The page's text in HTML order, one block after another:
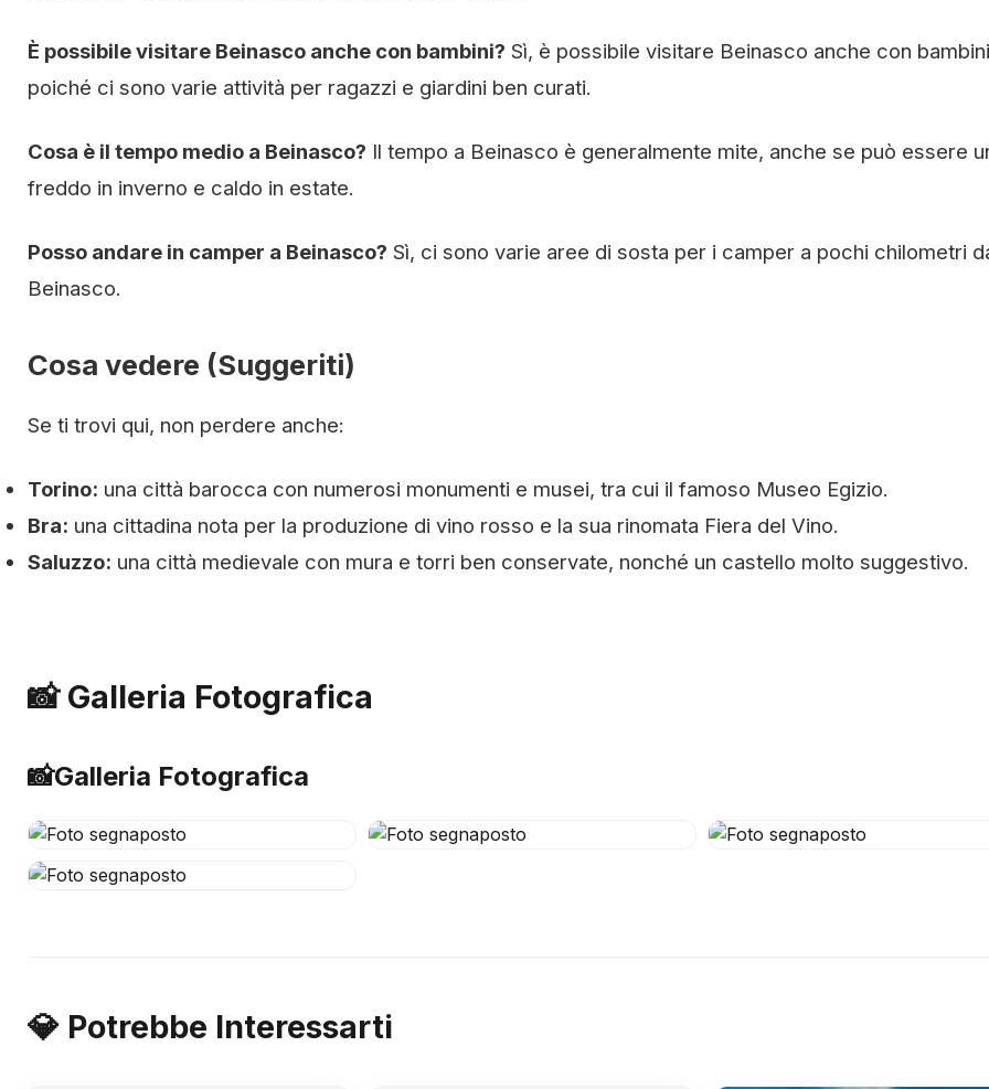
È possibile visitare Beinasco anche con bambini? Sì, è possibile visitare Beinasco anche con
poiché ci sono varie attività per ragazzi e giardini ben curati.
Cosa è il tempo medio a Beinasco? Il tempo a Beinasco è generalmente mite, anche se può essere
freddo in inverno e caldo in estate.
Posso andare in camper a Beinasco? Sì, ci sono varie aree di sosta per i camper a pochi chilometri
Beinasco.
Cosa vedere (Suggeriti)
Se ti trovi qui, non perdere anche:
Torino: una città barocca con numerosi monumenti e musei, tra cui il famoso Museo Egizio.
Bra: una cittadina nota per la produzione di vino rosso e la sua rinomata Fiera del Vino.
Saluzzo: una città medievale con mura e torri ben conservate, nonché un castello molto suggestivo.
📸 Galleria Fotografica
📸Galleria Fotografica
💎 Potrebbe Interessarti